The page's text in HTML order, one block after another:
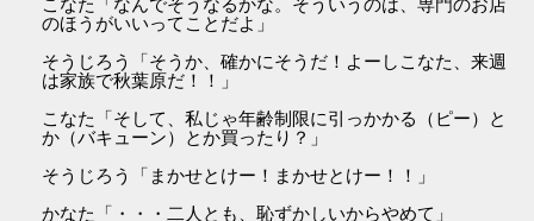
こなた「なんでそうなるかな。そういうのは、専門のお店
のほうがいいってことだよ」
そうじろう「そうか、確かにそうだ！よーしこなた、来週
は家族で秋葉原だ！！」
こなた「そして、私じゃ年齢制限に引っかかる（ピー）と
か（バキューン）とか買ったり？」
そうじろう「まかせとけー！まかせとけー！！」
かなた「・・・二人とも、恥ずかしいからやめて」